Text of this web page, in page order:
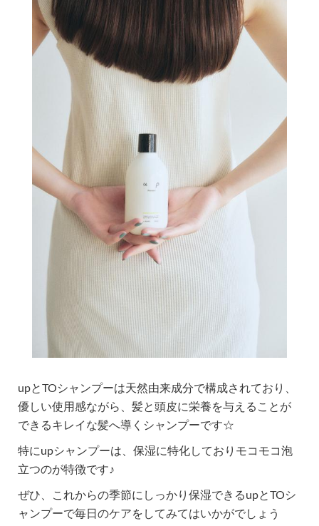
upとTOシャンプーは天然由来成分で構成されており、
優しい使用感ながら、髪と頭皮に栄養を与えることが
できるキレイな髪へ導くシャンプーです☆
特にupシャンプーは、保湿に特化しておりモコモコ泡
立つのが特徴です♪
ぜひ、これからの季節にしっかり保湿できるupとTOシ
ャンプーで毎日のケアをしてみてはいかがでしょう